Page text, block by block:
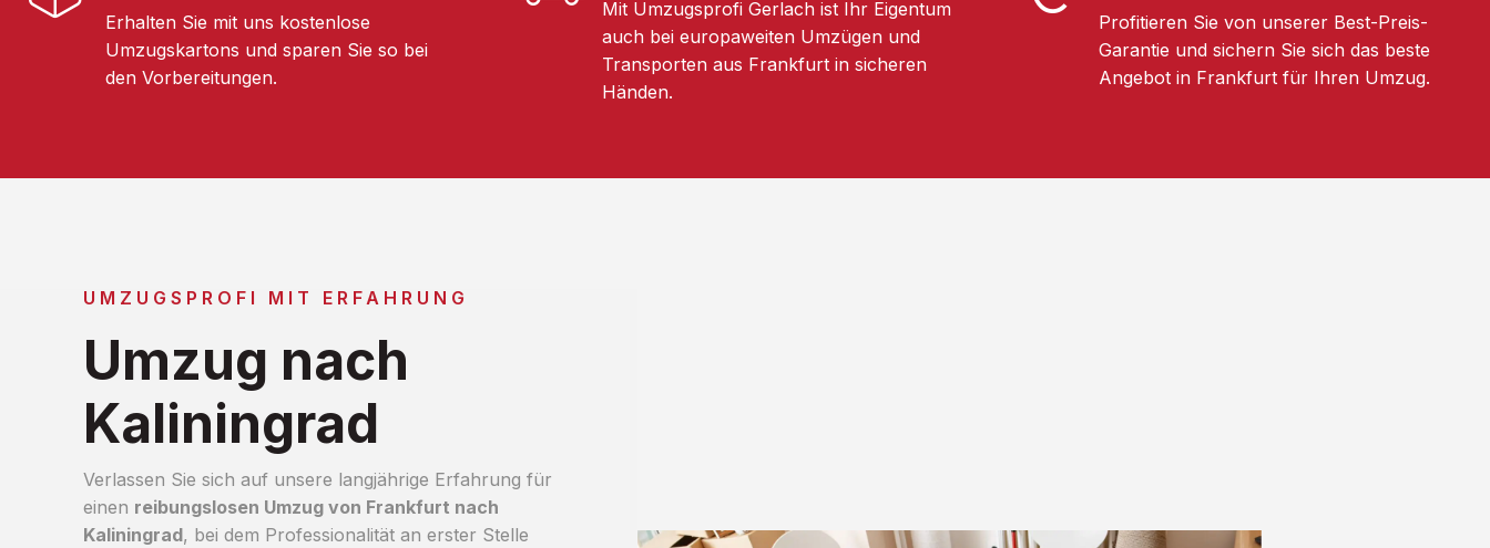
Erhalten Sie mit uns kostenlose
Umzugskartons und sparen Sie so bei
den Vorbereitungen.
Mit Umzugsprofi Gerlach ist Ihr Eigentum
auch bei europaweiten Umzügen und
Transporten aus Frankfurt in sicheren
Händen.
Profitieren Sie von unserer Best-Preis-
Garantie und sichern Sie sich das beste
Angebot in Frankfurt für Ihren Umzug.
UMZUGSPROFI MIT ERFAHRUNG
Umzug nach
Kaliningrad
Verlassen Sie sich auf unsere langjährige Erfahrung für
einen reibungslosen Umzug von Frankfurt nach
Kaliningrad, bei dem Professionalität an erster Stelle